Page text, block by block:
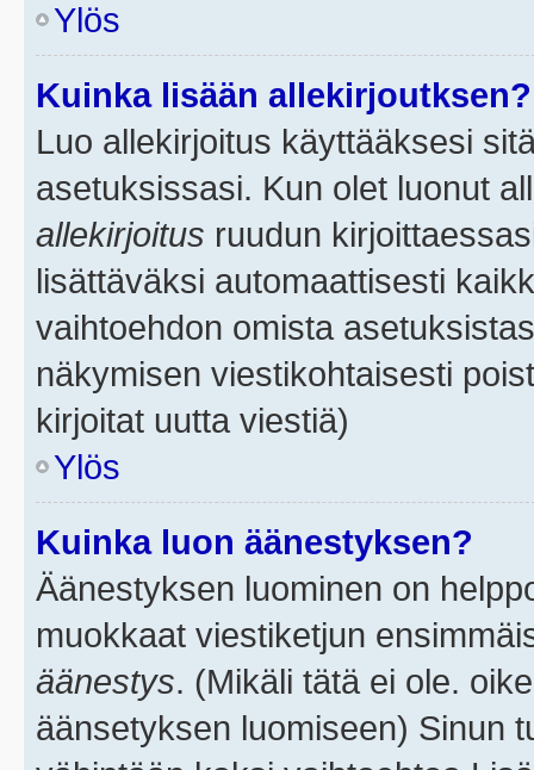
Ylös
Kuinka lisään allekirjoutksen?
Luo allekirjoitus käyttääksesi
asetuksissasi. Kun olet luonut
allekirjoitus ruudun
lisättäväksi automaattisesti
vaihtoehdon omista
näkymisen viestikohtaisesti
kirjoitat uutta viestiä)
Ylös
Kuinka luon äänestyksen?
Äänestyksen luominen on
muokkaat viestiketjun
äänestys. (Mikäli tätä ei ole.
äänsetyksen luomiseen) Sinun